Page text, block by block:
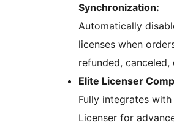
Synchronization:
Automatically
licenses when
refunded, canceled,
Elite Licenser
Fully integrates with
Licenser for